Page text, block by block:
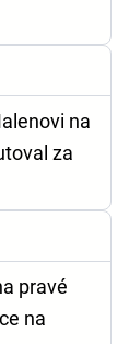
na
za
pravé
na